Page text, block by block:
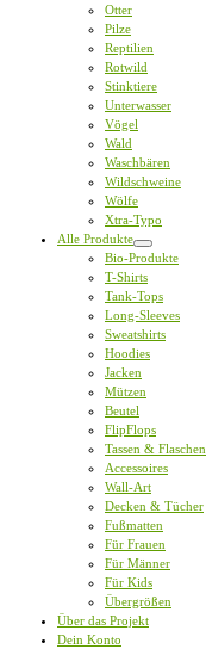
Otter
Pilze
Reptilien
Rotwild
Stinktiere
Unterwasser
Vögel
Wald
Waschbären
Wildschweine
Wölfe
Xtra-Typo
Alle Produkte
Bio-Produkte
T-Shirts
Tank-Tops
Long-Sleeves
Sweatshirts
Hoodies
Jacken
Mützen
Beutel
FlipFlops
Tassen & Flaschen
Accessoires
Wall-Art
Decken & Tücher
Fußmatten
Für Frauen
Für Männer
Für Kids
Übergrößen
Über das Projekt
Dein Konto